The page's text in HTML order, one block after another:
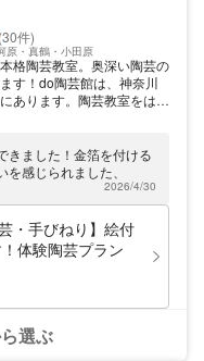
(30件)
原・真鶴・小田原
格陶芸教室。奥深い陶芸の
す！do陶芸館は、神奈川
あります。陶芸教室をはじ
がしっかり教えます 陶芸
！という方も大歓迎です。
芸体験をしてみませんか。
置物を作るプランから、大
絵付けや金箔貼りなどさま
用意しています。講師が一
見ながら丁寧にアドバイス
実した設備で皆さまをお
広々とした作業スペース
で収容可能。本格的な電
きました！金箔を付ける
感じられました、
2026/4/30
・手びねり】絵付
体験陶芸プラン
選ぶ